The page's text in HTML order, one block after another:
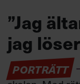
”Jag
jag
PORTRÄTT